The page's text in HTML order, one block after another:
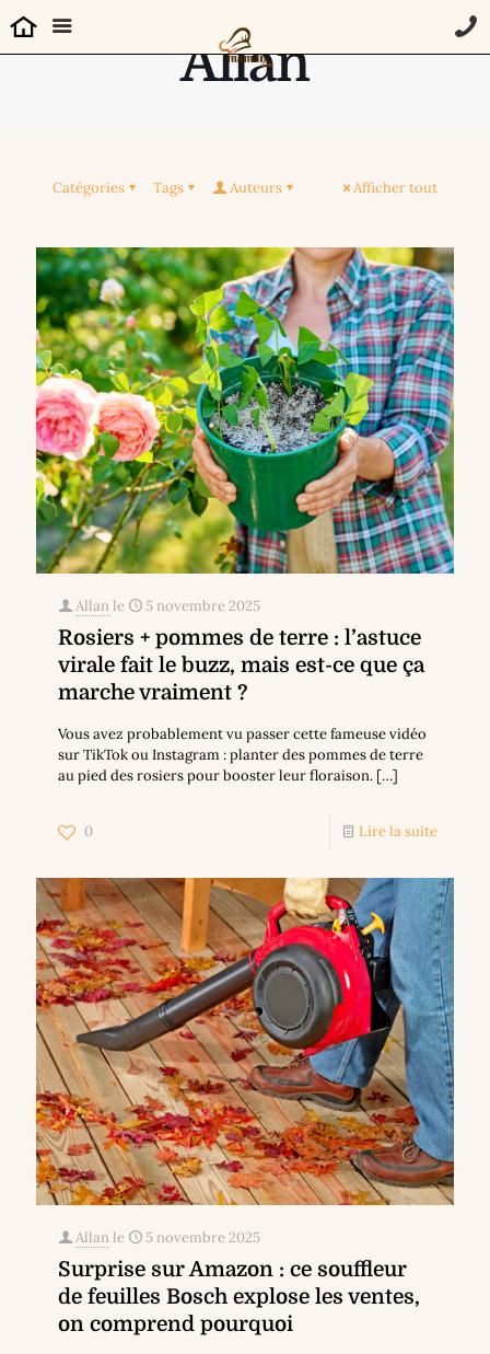
Allan
Catégories Tags Auteurs Afficher tout
Allan le 5 novembre 2025
Rosiers + pommes de terre : l’astuce
virale fait le buzz, mais est-ce que ça
marche vraiment ?
Vous avez probablement vu passer cette fameuse vidéo
sur TikTok ou Instagram : planter des pommes de terre
au pied des rosiers pour booster leur floraison. […]
0 Lire la suite
Allan le 5 novembre 2025
Surprise sur Amazon : ce souffleur
de feuilles Bosch explose les ventes,
on comprend pourquoi